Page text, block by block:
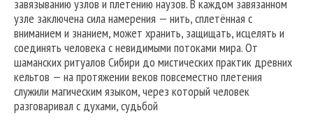
завязыванию узлов и плетению наузов. В каждом завязанном
узле заключена сила намерения — нить, сплетённая с
вниманием и знанием, может хранить, защищать, исцелять и
соединять человека с невидимыми потоками мира. От
шаманских ритуалов Сибири до мистических практик древних
кельтов — на протяжении веков повсеместно плетения
служили магическим языком, через который человек
разговаривал с духами, судьбой